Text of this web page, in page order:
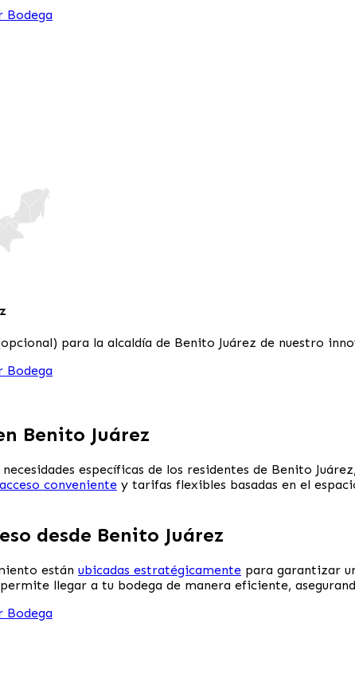
Bodega
para la alcaldía de Benito Juárez de nuestro
Bodega
Benito Juárez
específicas de los residentes de Benito
acceso conveniente y tarifas flexibles basadas en el
desde Benito Juárez
están ubicadas estratégicamente para garantizar
llegar a tu bodega de manera eficiente,
Bodega